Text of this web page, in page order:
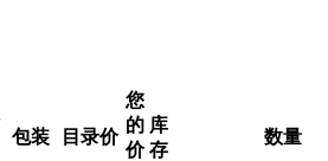
包装 目录价
您
的
价
库
存
数量